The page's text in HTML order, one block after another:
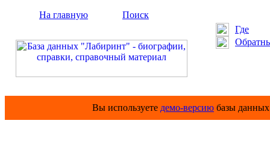
На главную
Поиск
Где
Вы используете демо-версию базы